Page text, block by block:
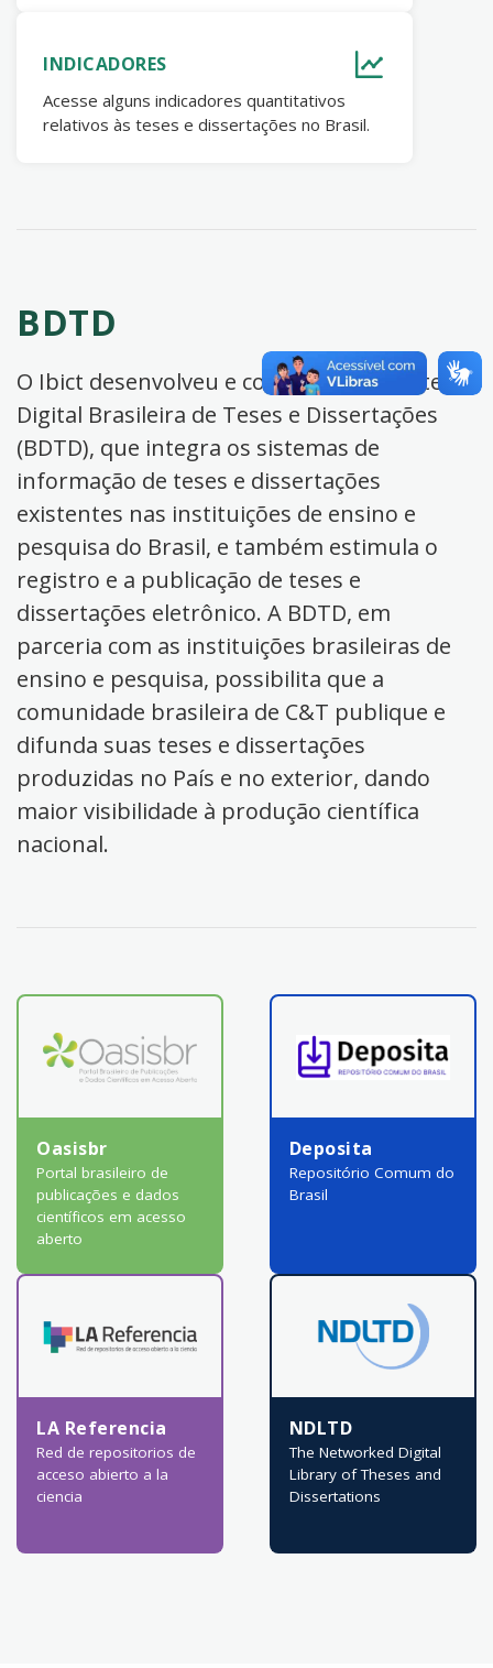
INDICADORES
Acesse alguns indicadores quantitativos
relativos às teses e dissertações no Brasil.
BDTD
O Ibict desenvolveu e coordena a Biblioteca
Digital Brasileira de Teses e Dissertações
(BDTD), que integra os sistemas de
informação de teses e dissertações
existentes nas instituições de ensino e
pesquisa do Brasil, e também estimula o
registro e a publicação de teses e
dissertações eletrônico. A BDTD, em
parceria com as instituições brasileiras de
ensino e pesquisa, possibilita que a
comunidade brasileira de C&T publique e
difunda suas teses e dissertações
produzidas no País e no exterior, dando
maior visibilidade à produção científica
nacional.
Oasisbr
Portal brasileiro de
publicações e dados
científicos em acesso
aberto
Deposita
Repositório Comum do
Brasil
LA Referencia
Red de repositorios de
acceso abierto a la
ciencia
NDLTD
The Networked Digital
Library of Theses and
Dissertations